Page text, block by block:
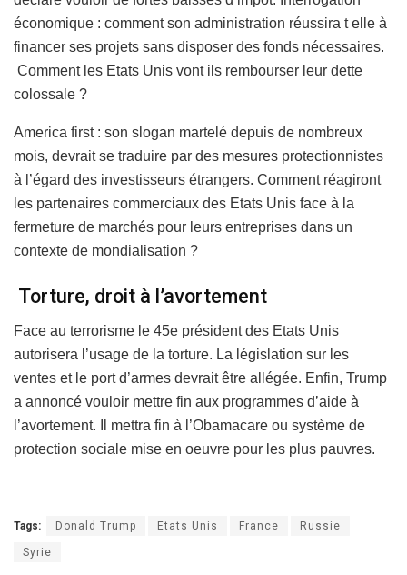
économique : comment son administration réussira t elle à
financer ses projets sans disposer des fonds nécessaires.
Comment les Etats Unis vont ils rembourser leur dette
colossale ?
America first : son slogan martelé depuis de nombreux
mois, devrait se traduire par des mesures protectionnistes
à l’égard des investisseurs étrangers. Comment réagiront
les partenaires commerciaux des Etats Unis face à la
fermeture de marchés pour leurs entreprises dans un
contexte de mondialisation ?
Torture, droit à l’avortement
Face au terrorisme le 45e président des Etats Unis
autorisera l’usage de la torture. La législation sur les
ventes et le port d’armes devrait être allégée. Enfin, Trump
a annoncé vouloir mettre fin aux programmes d’aide à
l’avortement. Il mettra fin à l’Obamacare ou système de
protection sociale mise en oeuvre pour les plus pauvres.
Tags: Donald Trump Etats Unis France Russie
Syrie